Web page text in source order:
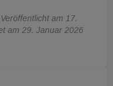
am 17.
am 29. Januar 2026